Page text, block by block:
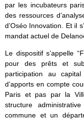
par les incubateurs
des ressources
d’Oséo Innovation. Et il
mandat actuel de
Le dispositif s’appelle
pour des prêts et
participation au
d’apports en compte
Paris et pas par la
structure
commune et un